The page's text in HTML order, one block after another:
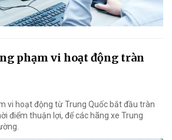
phạm vi hoạt động tràn
vi hoạt động từ Trung Quốc bắt đầu tràn
điểm thuận lợi, để các hãng xe Trung